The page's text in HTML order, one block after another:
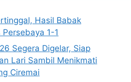
Hasil Babak
1-1
Segera Digelar, Siap
Lari Sambil Menikmati
Ciremai